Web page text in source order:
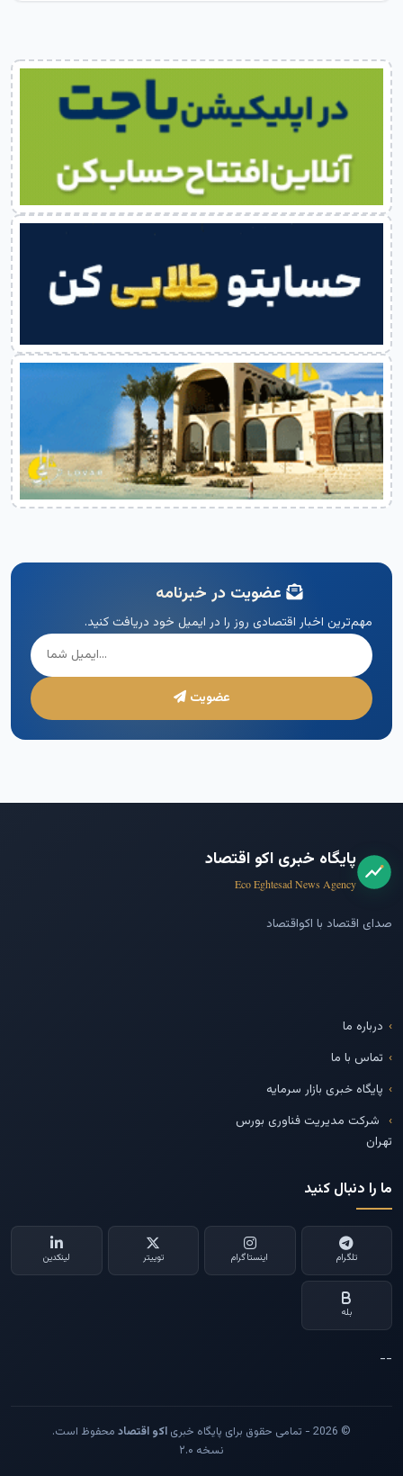
عضویت در خبرنامه
مهم‌ترین اخبار اقتصادی روز را در ایمیل خود دریافت کنید.
عضویت
پایگاه خبری اکو اقتصاد
Eco Eghtesad News Agency
صدای اقتصاد با اکواقتصاد
درباره ما
تماس با ما
پایگاه خبری بازار سرمایه
شرکت مدیریت فناوری بورس
تهران
ما را دنبال کنید
تلگرام اینستاگرام توییتر لینکدین
بله
--
© 2026 - تمامی حقوق برای پایگاه خبری اکو اقتصاد محفوظ است.
نسخه ۲.۰